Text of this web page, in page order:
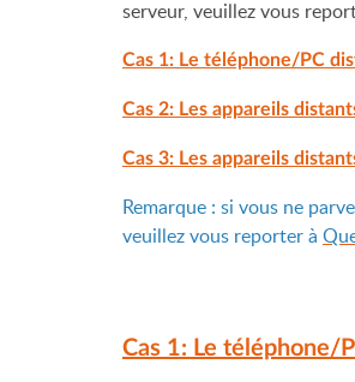
serveur, veuillez vous
Cas 1: Le téléphone/PC
Cas 2: Les appareils
Cas 3: Les appareils
Remarque : si vous ne
veuillez vous reporter à
Cas 1: Le téléphone/